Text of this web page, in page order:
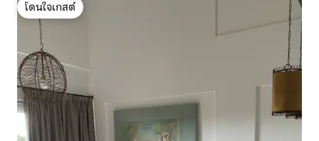
โดนใจเกสต์
โดนใจเกสต์